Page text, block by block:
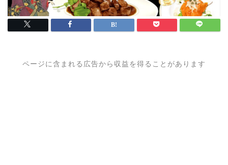
ページに含まれる広告から収益を得ることがあります